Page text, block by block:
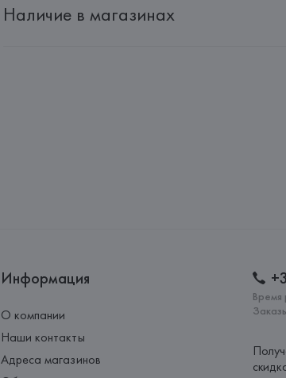
Адрес: Республика Беларусь, 220051, г. Минск, ул.
Наличие в магазинах
Информация
О компании
Наши контакты
Адреса магазинов
Время